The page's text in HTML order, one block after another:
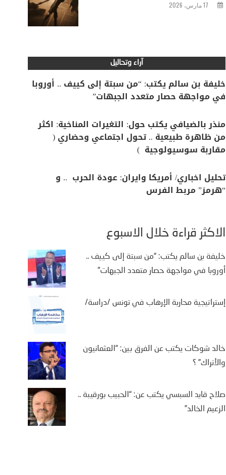
17 مارس، 2026
آراء وتحاليل
خليفة بن سالم يكتب: “من سبتة إلى كييف .. أوروبا
في مواجهة حصار متعدد الجبهات”
منذر بالضيافي يكتب حول: التغيرات المناخية: اكثر
من ظاهرة طبيعية .. تحول اجتماعي وحضاري (
مقاربة سوسيولوجية )
تحليل اخباري/ أمريكا وايران: عودة الحرب .. و
“هرمز” مربط الفرس
الأكثر قراءة خلال الأسبوع
خليفة بن سالم يكتب: “من سبتة إلى كييف ..
أوروبا في مواجهة حصار متعدد الجبهات”
إستراتيجية محاربة الإرهاب في تونس /دراسة/
خالد شوكات يكتب عن الفرق بين: “العثمانيون
والأتراك” ؟
صلاح قايد السبسي يكتب عن: “الحبيب بورقيبة ..
الزعيم الخالد”